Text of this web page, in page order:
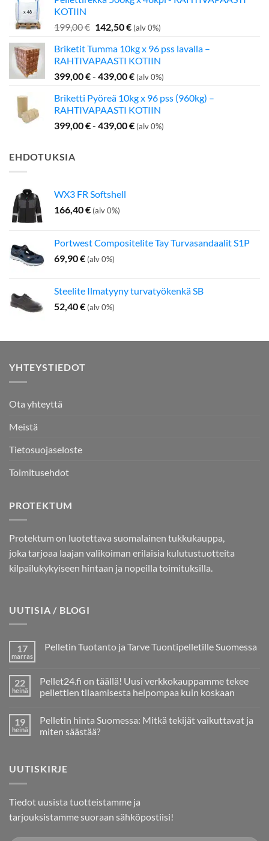
oli:
on:
KOTIIN
199,00€ Alkuperäinen
oli:
199,00 €.
142,50€Nykyinen
on:
142,50 €.
(alv 0%)
Briketit Tumma 10kg x 96 pss lavalla –
RAHTIVAPAASTI KOTIIN
399,00€- 439,00€ (alv 0%)
Briketti Pyöreä 10kg x 96 pss (960kg) –
RAHTIVAPAASTI KOTIIN
399,00€- 439,00€ (alv 0%)
EHDOTUKSIA
WX3 FR Softshell
166,40€ (alv 0%)
Portwest Compositelite Tay Turvasandaalit S1P
69,90€ (alv 0%)
Steelite Ilmatyyny turvatyökenkä SB
52,40€ (alv 0%)
YHTEYSTIEDOT
Ota yhteyttä
Meistä
Tietosuojaseloste
Toimitusehdot
PROTEKTUM
Protektum on luotettava suomalainen tukkukauppa,
joka tarjoaa laajan valikoiman erilaisia kulutustuotteita
kilpailukykyiseen hintaan ja nopeilla toimituksilla.
UUTISIA / BLOGI
17
marras
Pelletin Tuotanto ja Tarve Tuontipelletille Suomessa
Pelletin
Tuotanto
ja
Suomessa
22
heinä
Pellet24.fi on täällä! Uusi verkkokauppamme tekee
pellettien tilaamisesta helpompaa kuin koskaan
artikkeliin
Pellet24.fi
on
tekee
pellettien
koskaan
19
heinä
Pelletin hinta Suomessa: Mitkä tekijät vaikuttavat ja
miten säästää?
Pelletin
hinta
tekijät
vaikuttavat
miten
UUTISKIRJE
Tiedot uusista tuotteistamme ja
tarjouksistamme suoraan sähköpostiisi!